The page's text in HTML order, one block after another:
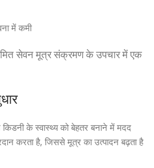
में कमी
सेवन मूत्र संक्रमण के उपचार में एक
के स्वास्थ्य को बेहतर बनाने में मदद
करता है, जिससे मूत्र का उत्पादन बढ़ता है